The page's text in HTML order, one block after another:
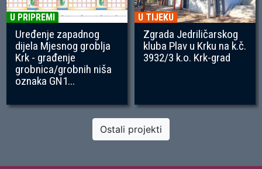
U PRIPREMI
Uređenje zapadnog
dijela Mjesnog groblja
Krk - građenje
grobnica/grobnih niša
oznaka GN1...
U TIJEKU
Zgrada Jedriličarskog
kluba Plav u Krku na k.č.
3932/3 k.o. Krk-grad
Ostali projekti